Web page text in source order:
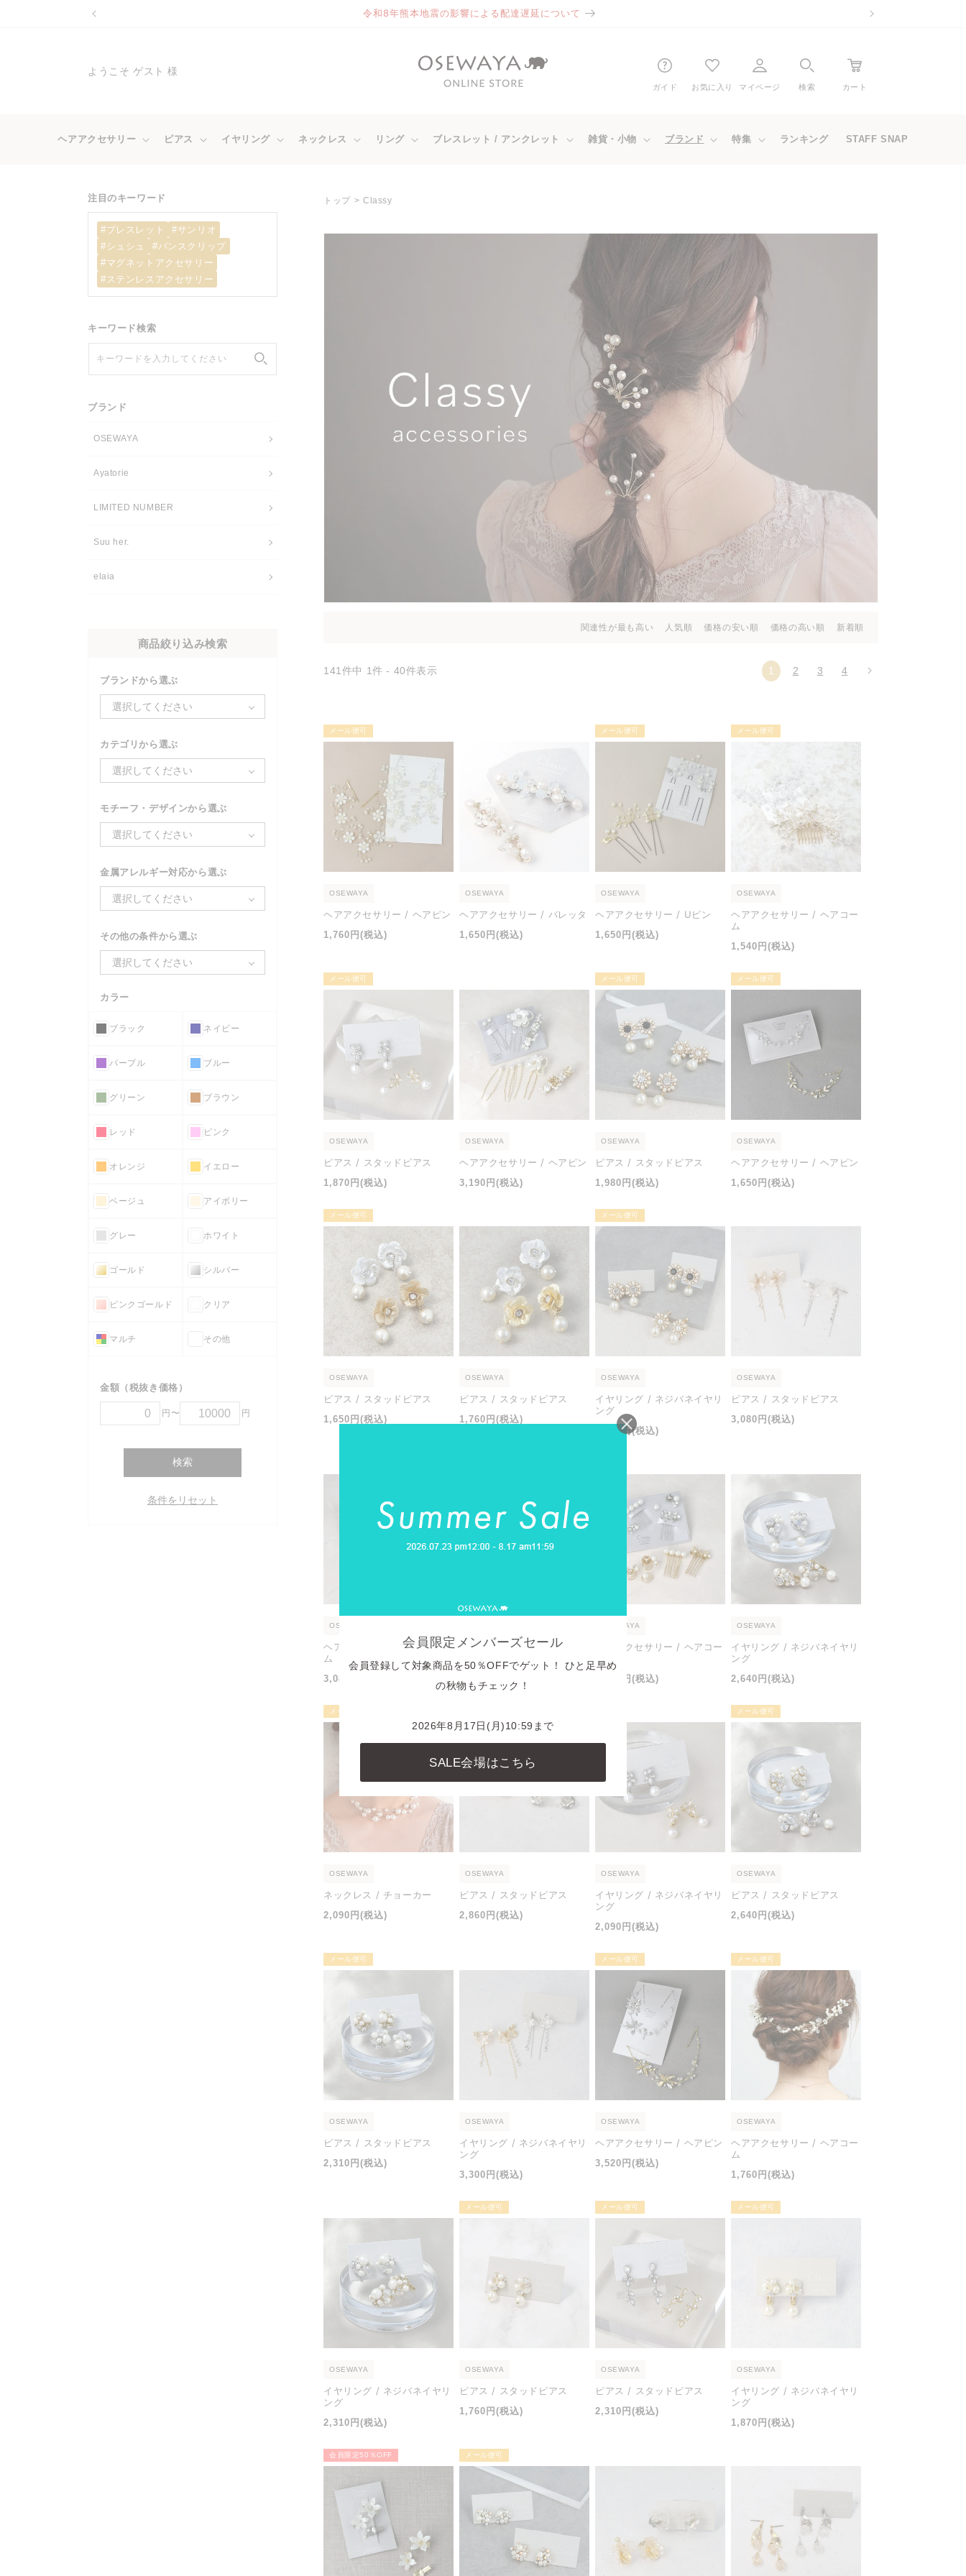
令和8年熊本地震の影響による配達遅延について
ようこそ ゲスト 様
ガイド お気に入り マイページ 検索 カート
ヘアアクセサリー ピアス イヤリング ネックレス リング ブレスレット / アンクレット 雑貨・小物 ブランド 特集 ランキング STAFF SNAP
注目のキーワード
#ブレスレット
#サンリオ
#シュシュ
#バンスクリップ
#マグネットアクセサリー
#ステンレスアクセサリー
キーワード検索
キーワードを入力してください
ブランド
OSEWAYA
Ayatorie
LIMITED NUMBER
Suu her.
elaia
商品絞り込み検索
ブランドから選ぶ
選択してください
カテゴリから選ぶ
選択してください
モチーフ・デザインから選ぶ
選択してください
金属アレルギー対応から選ぶ
選択してください
その他の条件から選ぶ
選択してください
カラー
ブラック ネイビー
パープル ブルー
グリーン ブラウン
レッド ピンク
オレンジ イエロー
ベージュ アイボリー
グレー ホワイト
ゴールド シルバー
ピンクゴールド クリア
マルチ その他
金額（税抜き価格）
円〜 円
検索
条件をリセット
トップ Classy
関連性が最も高い 人気順 価格の安い順 価格の高い順 新着順
141件中 1件 - 40件表示 1 2 3 4
メール便可
OSEWAYA
ヘアアクセサリー / ヘアピン
通
格
1,760円 (税込)
OSEWAYA
ヘアアクセサリー / バレッタ
通
1,650円 (税込)
メール便可
OSEWAYA
ヘアアクセサリー / Uピン
通
格
1,650円 (税込)
メール便可
OSEWAYA
ヘアアクセサリー / ヘアコー
ム
通
価
1,540円 (税込)
メール便可
OSEWAYA
ピアス / スタッドピアス
通
価
1,870円 (税込)
OSEWAYA
ヘアアクセサリー / ヘアピン
通
3,190円 (税込)
メール便可
OSEWAYA
ピアス / スタッドピアス
通
価
1,980円 (税込)
メール便可
OSEWAYA
ヘアアクセサリー / ヘアピン
通
1,650円 (税込)
メール便可
OSEWAYA
ピアス / スタッドピアス
通
1,650円 (税込)
OSEWAYA
ピアス / スタッドピアス
通
1,760円 (税込)
メール便可
OSEWAYA
イヤリング / ネジバネイヤリ
ング
2,200円(税込)
OSEWAYA
ピアス / スタッドピアス
通
3,080円 (税込)
OSEWAYA
ヘアアクセサリー / ヘアコー
ム
通
価
格
3,080円
ヘアアクセサリー / ヘアピン
通
常
1,870円(税込)
OSEWAYA
ヘアアクセサリー / ヘアコー
ム
3,190円 (税込)
OSEWAYA
イヤリング / ネジバネイヤリ
ング
通
価
2,640円 (税込)
メール便可
OSEWAYA
ネックレス / チョーカー
通
格
2,090円 (税込)
OSEWAYA
ピアス / スタッドピアス
通
2,860円 (税込)
OSEWAYA
イヤリング / ネジバネイヤリ
ング
通
価
2,090円 (税込)
メール便可
OSEWAYA
ピアス / スタッドピアス
通
格
2,640円 (税込)
メール便可
OSEWAYA
ピアス / スタッドピアス
通
2,310円 (税込)
OSEWAYA
イヤリング / ネジバネイヤリ
ング
通
価
3,300円 (税込)
メール便可
OSEWAYA
ヘアアクセサリー / ヘアピン
通
格
3,520円 (税込)
メール便可
OSEWAYA
ヘアアクセサリー / ヘアコー
ム
通
価
1,760円 (税込)
OSEWAYA
イヤリング / ネジバネイヤリ
ング
通
価
2,310円 (税込)
メール便可
OSEWAYA
ピアス / スタッドピアス
通
格
1,760円 (税込)
メール便可
OSEWAYA
ピアス / スタッドピアス
通
2,310円 (税込)
メール便可
OSEWAYA
イヤリング / ネジバネイヤリ
ング
通
1,870円 (税込)
会員限定50％OFF メール便可
会員限定メンバーズセール
会員登録して対象商品を50％OFFでゲット！ ひと足早め
の秋物もチェック！
2026年8月17日(月)10:59まで
SALE会場はこちら